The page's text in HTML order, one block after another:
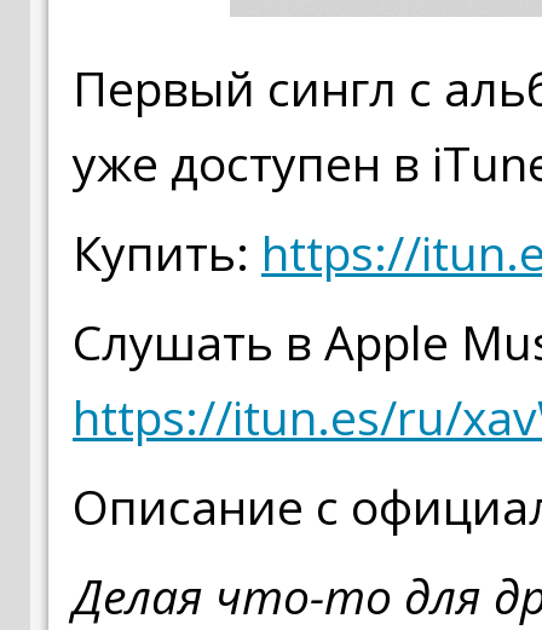
Первый сингл с
уже доступен в
Купить: https://
Слушать в Apple
https://itun.es/ru/
Описание с
Делая что-то для